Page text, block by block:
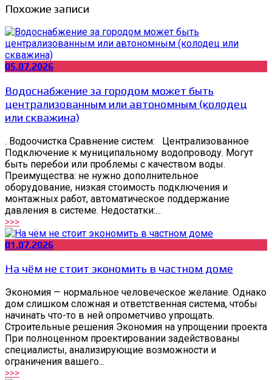
Похожие записи
05.07.2026
Водоснабжение за городом может быть
централизованным или автономным (колодец
или скважина)
. Водоочистка Сравнение систем: Централизованное
Подключение к муниципальному водопроводу. Могут
быть перебои или проблемы с качеством воды.
Преимущества: не нужно дополнительное
оборудование, низкая стоимость подключения и
монтажных работ, автоматическое поддержание
давления в системе. Недостатки:...
>>>
01.07.2026
На чём не стоит экономить в частном доме
Экономия — нормальное человеческое желание. Однако
дом слишком сложная и ответственная система, чтобы
начинать что-то в ней опрометчиво упрощать.
Строительные решения Экономия на упрощении проекта
При полноценном проектировании задействованы
специалисты, анализирующие возможности и
ограничения вашего...
>>>